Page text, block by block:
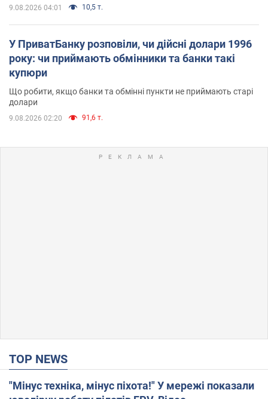
9.08.2026 04:01 10,5 т.
У ПриватБанку розповіли, чи дійсні долари 1996
року: чи приймають обмінники та банки такі
купюри
Що робити, якщо банки та обмінні пункти не приймають старі
долари
9.08.2026 02:20 91,6 т.
TOP NEWS
"Мінус техніка, мінус піхота!" У мережі показали